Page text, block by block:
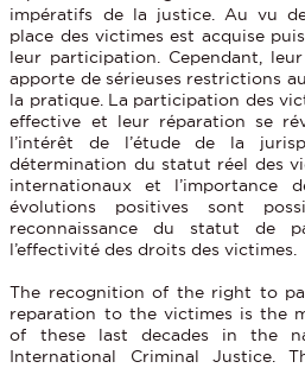
impératifs de la justice. Au vu
place des victimes est acquise
leur participation. Cependant,
apporte de sérieuses restrictions
la pratique. La participation des
effective et leur réparation se
l’intérêt de l’étude de la
détermination du statut réel des
internationaux et l’importance
évolutions positives sont
reconnaissance du statut de
l’effectivité des droits des victimes.
The recognition of the right to
reparation to the victimes is the
of these last decades in the
International Criminal Justice.